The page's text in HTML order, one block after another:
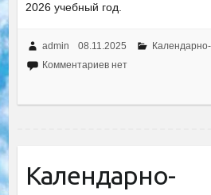
2026 учебный год.
admin 08.11.2025
Комментариев нет
Календарно-